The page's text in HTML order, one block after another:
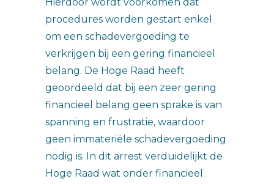
procedures worden gestart enkel
om een schadevergoeding te
verkrijgen bij een gering financieel
belang. De Hoge Raad heeft
geoordeeld dat bij een zeer gering
financieel belang geen sprake is van
spanning en frustratie, waardoor
geen immateriële schadevergoeding
nodig is. In dit arrest verduidelijkt de
Hoge Raad wat onder financieel